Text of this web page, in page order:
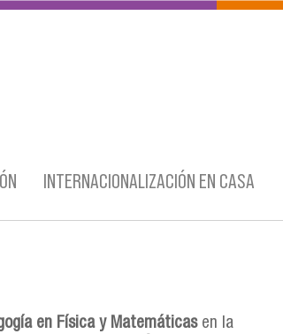
INTERNACIONALIZACIÓN EN CASA
en Física y Matemáticasen la